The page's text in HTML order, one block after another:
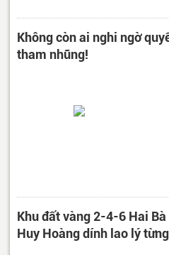
Không còn ai nghi ngờ
tham nhũng!
Khu đất vàng 2-4-6 Hai
Huy Hoàng dính lao lý